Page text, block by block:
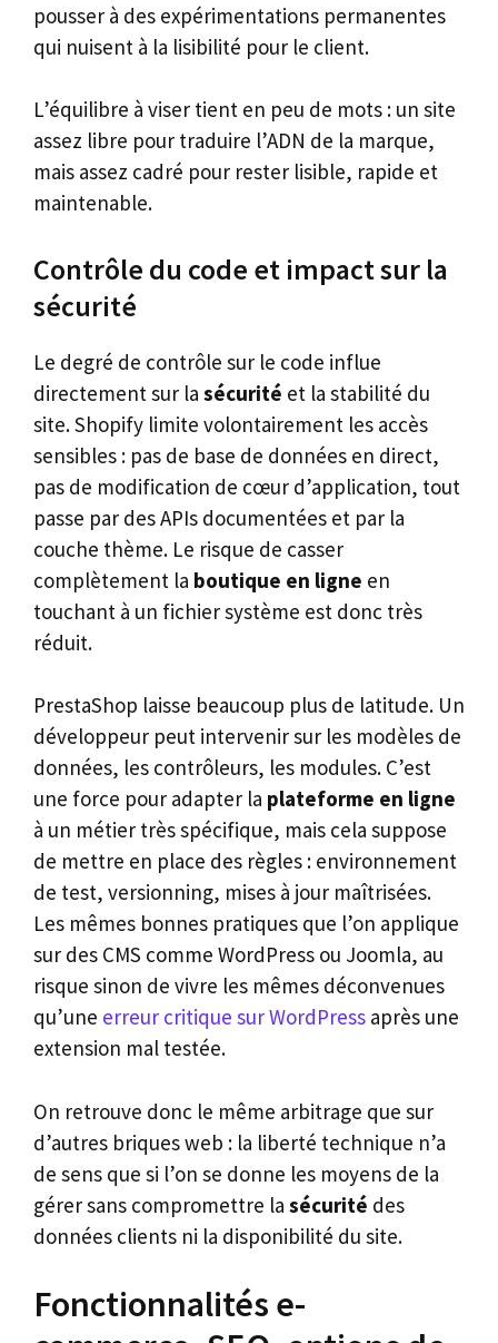
pousser à des expérimentations permanentes
qui nuisent à la lisibilité pour le client.
L’équilibre à viser tient en peu de mots : un site
assez libre pour traduire l’ADN de la marque,
mais assez cadré pour rester lisible, rapide et
maintenable.
Contrôle du code et impact sur la
sécurité
Le degré de contrôle sur le code influe
directement sur la sécurité et la stabilité du
site. Shopify limite volontairement les accès
sensibles : pas de base de données en direct,
pas de modification de cœur d’application, tout
passe par des APIs documentées et par la
couche thème. Le risque de casser
complètement la boutique en ligne en
touchant à un fichier système est donc très
réduit.
PrestaShop laisse beaucoup plus de latitude. Un
développeur peut intervenir sur les modèles de
données, les contrôleurs, les modules. C’est
une force pour adapter la plateforme en ligne
à un métier très spécifique, mais cela suppose
de mettre en place des règles : environnement
de test, versionning, mises à jour maîtrisées.
Les mêmes bonnes pratiques que l’on applique
sur des CMS comme WordPress ou Joomla, au
risque sinon de vivre les mêmes déconvenues
qu’une erreur critique sur WordPress après une
extension mal testée.
On retrouve donc le même arbitrage que sur
d’autres briques web : la liberté technique n’a
de sens que si l’on se donne les moyens de la
gérer sans compromettre la sécurité des
données clients ni la disponibilité du site.
Fonctionnalités e-